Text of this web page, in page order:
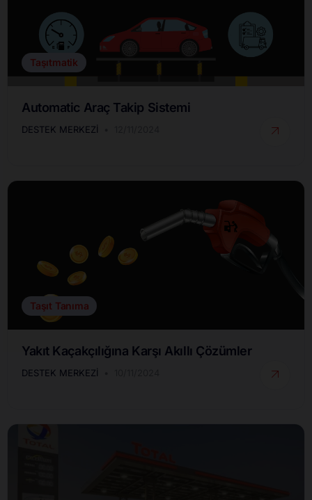
Taşıtmatik
Automatic Araç Takip Sistemi
DESTEK MERKEZI
Taşıt Tanıma
Yakıt Kaçakçılığına Karşı Akıllı Çözümler
DESTEK MERKEZI